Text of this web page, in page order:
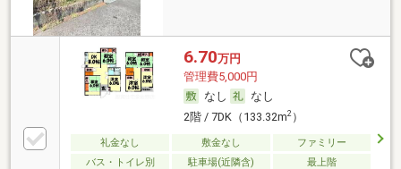
6.70万円
管理費5,000円
なし
なし
2階 / 7DK（133.32m2）
礼金なし 敷金なし
ファミリー
バス・トイレ別
駐車場(近隣含) 最上階